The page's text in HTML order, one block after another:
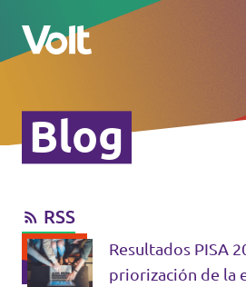
Conoce otros
Volt Alemania
Volt Austria
Políticas
Sobre Volt
Blog
RSS
Resultados PISA
priorización de la